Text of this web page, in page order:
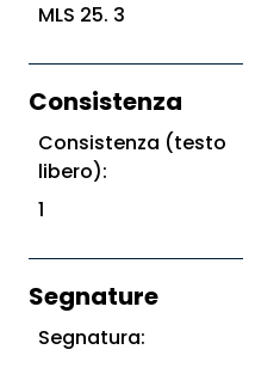
MLS 25. 3
Consistenza
Consistenza (testo
libero):
1
Segnature
Segnatura: